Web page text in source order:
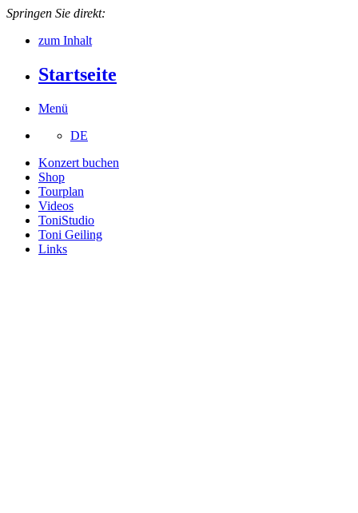
Springen Sie direkt:
zum Inhalt
Startseite
Menü
DE
Konzert buchen
Shop
Tourplan
Videos
ToniStudio
Toni Geiling
Links